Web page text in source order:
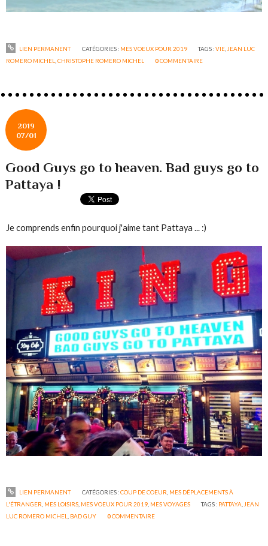
LIEN PERMANENT CATÉGORIES : MES VOEUX POUR 2019 TAGS :VIE, JEAN LUC
ROMERO MICHEL ,CHRISTOPHE ROMERO MICHEL 0COMMENTAIRE
2019
07/01
Good Guys go to heaven. Bad guys go to
Pattaya !
Je comprends enfin pourquoi j'aime tant Pattaya ... :)
LIEN PERMANENT CATÉGORIES :COUP DE COEUR, MES DÉPLACEMENTS À
L'ÉTRANGER, MES LOISIRS, MES VOEUX POUR 2019, MES VOYAGES TAGS : PATTAYA,JEAN
LUC ROMERO MICHEL, BAD GUY 0COMMENTAIRE